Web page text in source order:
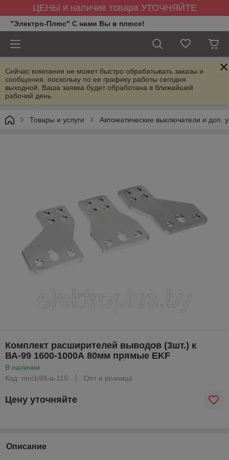
ЦЕНЫ и наличие товара УТОЧНЯЙТЕ
"Электро-Плюс" С нами Вы в плюсе!
Сейчас компания не может быстро обрабатывать заказы и
сообщения, поскольку по ее графику работы сегодня
выходной. Ваша заявка будет обработана в ближайший
рабочий день.
Товары и услуги Автоматические выключатели и доп.
Комплект расширителей выводов (3шт.) к
ВА-99 1600-1000А 80мм прямые EKF
В наличии
Код: mccb99-a-115
Опт и розница
Цену уточняйте
Описание